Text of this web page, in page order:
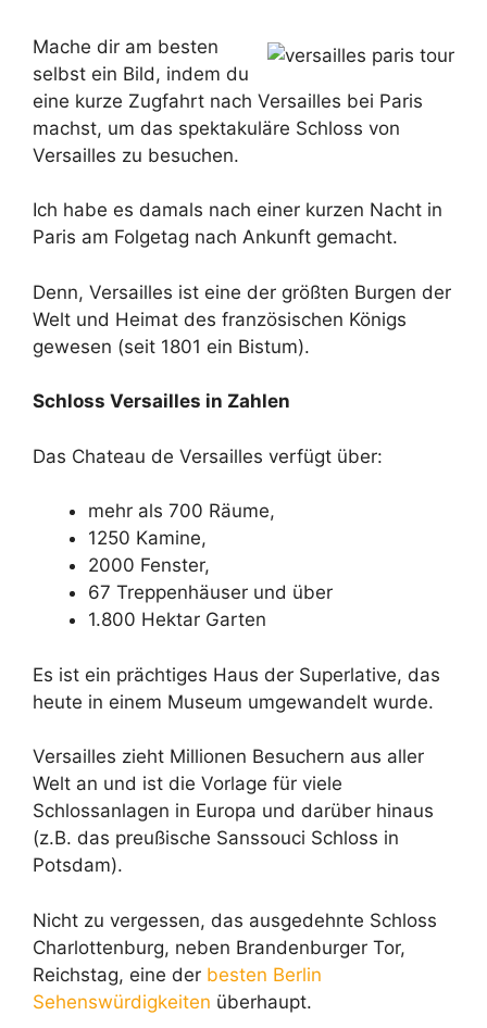
Mache dir am besten
selbst ein Bild, indem du
eine kurze Zugfahrt nach Versailles bei Paris
machst, um das spektakuläre Schloss von
Versailles zu besuchen.
Ich habe es damals nach einer kurzen Nacht in
Paris am Folgetag nach Ankunft gemacht.
Denn, Versailles ist eine der größten Burgen der
Welt und Heimat des französischen Königs
gewesen (seit 1801 ein Bistum).
Schloss Versailles in Zahlen
Das Chateau de Versailles verfügt über:
mehr als 700 Räume,
1250 Kamine,
2000 Fenster,
67 Treppenhäuser und über
1.800 Hektar Garten
Es ist ein prächtiges Haus der Superlative, das
heute in einem Museum umgewandelt wurde.
Versailles zieht Millionen Besuchern aus aller
Welt an und ist die Vorlage für viele
Schlossanlagen in Europa und darüber hinaus
(z.B. das preußische Sanssouci Schloss in
Potsdam).
Nicht zu vergessen, das ausgedehnte Schloss
Charlottenburg, neben Brandenburger Tor,
Reichstag, eine der besten Berlin
Sehenswürdigkeiten überhaupt.